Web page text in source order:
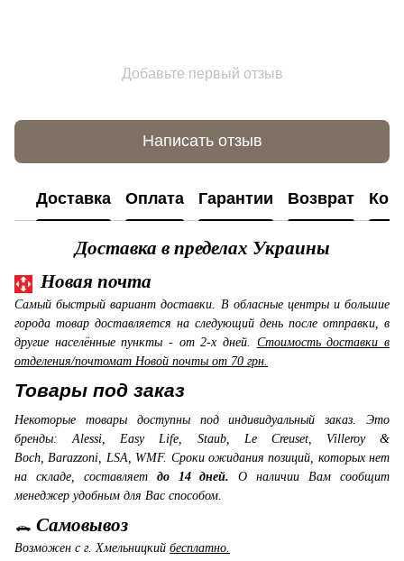
Добавьте первый отзыв
Написать отзыв
Доставка Оплата Гарантии Возврат
Доставка в пределах Украины
Новая почта
Самый быстрый вариант доставки. В обласные центры и большие
города товар доставляется на следующий день после отправки, в
другие населённые пункты - от 2-х дней. Стоимость доставки в
отделения/почтомат Новой почты от 70 грн.
Товары под заказ
Некоторые товары доступны под индивидуальный заказ. Это
бренды: Alessi, Easy Life, Staub, Le Creuset, Villeroy &
Boch, Barazzoni, LSA, WMF. Сроки ожидания позиций, которых нет
на складе, составляетдо 14 дней. О наличии Вам сообщит
менеджер удобным для Вас способом.
Самовывоз
Возможен с г. Хмельницкий бесплатно.